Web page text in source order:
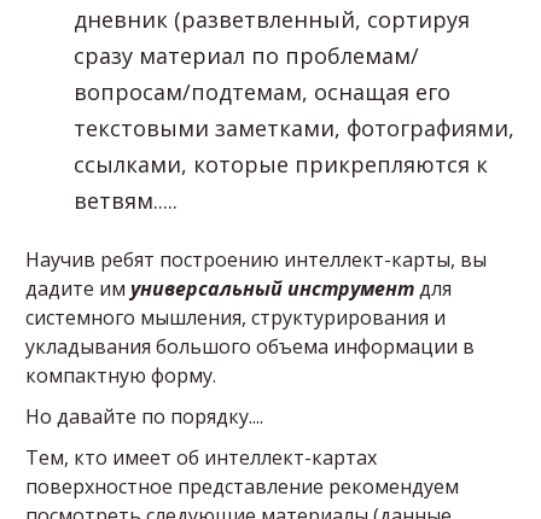
дневник (разветвленный, сортируя
сразу материал по проблемам/
вопросам/подтемам, оснащая его
текстовыми заметками, фотографиями,
ссылками, которые прикрепляются к
ветвям.....
Научив ребят построению интеллект-карты, вы
дадите им универсальный инструментдля
системного мышления, структурирования и
укладывания большого объема информации в
компактную форму.
Но давайте по порядку....
Тем, кто имеет об интеллект-картах
поверхностное представление рекомендуем